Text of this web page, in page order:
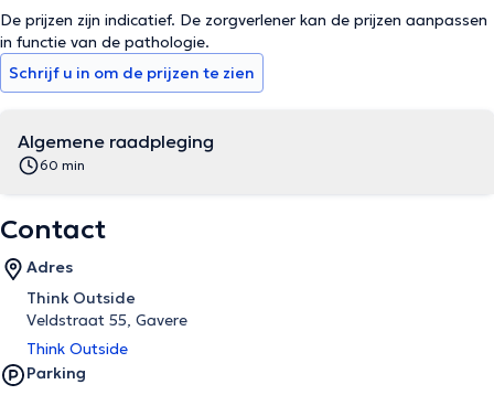
burn-out, preventie van burn-out, angsten, depressie
De prijzen zijn indicatief. De zorgverlener kan de prijzen aanpassen
in functie van de pathologie.
Schrijf u in om de prijzen te zien
Algemene raadpleging
60 min
Contact
Adres
Think Outside
Veldstraat 55, Gavere
Think Outside
Parking